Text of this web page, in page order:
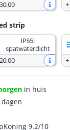
,00 +
strip
IP65:
spatwaterdicht
,00
+
in huis
9.2/10